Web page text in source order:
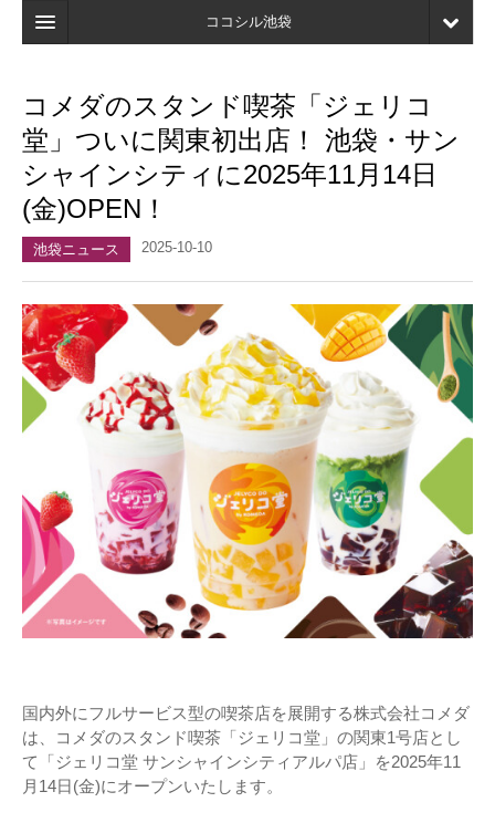
ココシル池袋
検索
店舗・施設最新情報
口コミ
マイページ
コメダのスタンド喫茶「ジェリコ
堂」ついに関東初出店！ 池袋・サン
シャインシティに2025年11月14日
(金)OPEN！
池袋ニュース 2025-10-10
国内外にフルサービス型の喫茶店を展開する株式会社コメダ
は、コメダのスタンド喫茶「ジェリコ堂」の関東1号店とし
て「ジェリコ堂 サンシャインシティアルパ店」を2025年11
月14日(金)にオープンいたします。